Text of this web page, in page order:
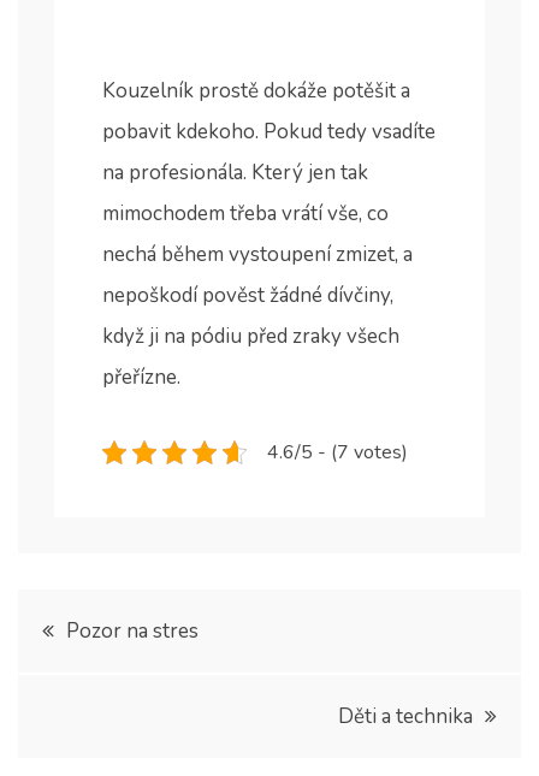
Kouzelník prostě dokáže potěšit a
pobavit kdekoho. Pokud tedy vsadíte
na profesionála. Který jen tak
mimochodem třeba vrátí vše, co
nechá během vystoupení zmizet, a
nepoškodí pověst žádné dívčiny,
když ji na pódiu před zraky všech
přeřízne.
4.6/5 - (7 votes)
Navigace
Pozor na stres
Děti a technika